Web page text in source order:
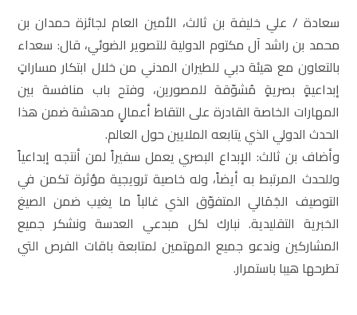
سعادة / علي خليفة بن ثالث، الأمين العام لجائزة حمدان بن
محمد بن راشد آل مكتوم الدولية للتصوير الضوئي، قال: سعداء
بالتعاون مع هيئة دبي للطيران المدني من خلال ابتكار مساراتٍ
إبداعيةٍ بصريةٍ مُشوّقة للمصورين، وفتح باب منافسة بين
المهارات الخاصة القادرة على التقاط أعمالٍ مدهشة ضمن هذا
الحدث الدولي الذي يتابعه الملايين حول العالم.
وأضاف بن ثالث: الإبداع البصري يعمل سفيراً لمن أنتجه إبداعياً
وللحدث المرتبط به أيضاً، وله خاصية ترويجية مؤثرة تكمن في
التوصيف الجَمَالي المتفوّق الذي غالباً ما يغيب ضمن الصيغ
الخبرية التقليدية. نبارك لكل مبدعي العدسة ونشكر جميع
المشاركين وندعو جميع المهتمين لمتابعة باقات الفرص التي
تطرحها هيبا باستمرار.